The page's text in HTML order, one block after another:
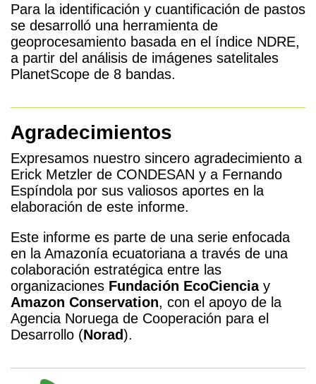
Para la identificación y cuantificación de pastos
se desarrolló una herramienta de
geoprocesamiento basada en el índice NDRE,
a partir del análisis de imágenes satelitales
PlanetScope de 8 bandas.
Agradecimientos
Expresamos nuestro sincero agradecimiento a
Erick Metzler de CONDESAN y a Fernando
Espíndola por sus valiosos aportes en la
elaboración de este informe.
Este informe es parte de una serie enfocada
en la Amazonía ecuatoriana a través de una
colaboración estratégica entre las
organizaciones Fundación EcoCienciay
Amazon Conservation, con el apoyo de la
Agencia Noruega de Cooperación para el
Desarrollo (Norad).